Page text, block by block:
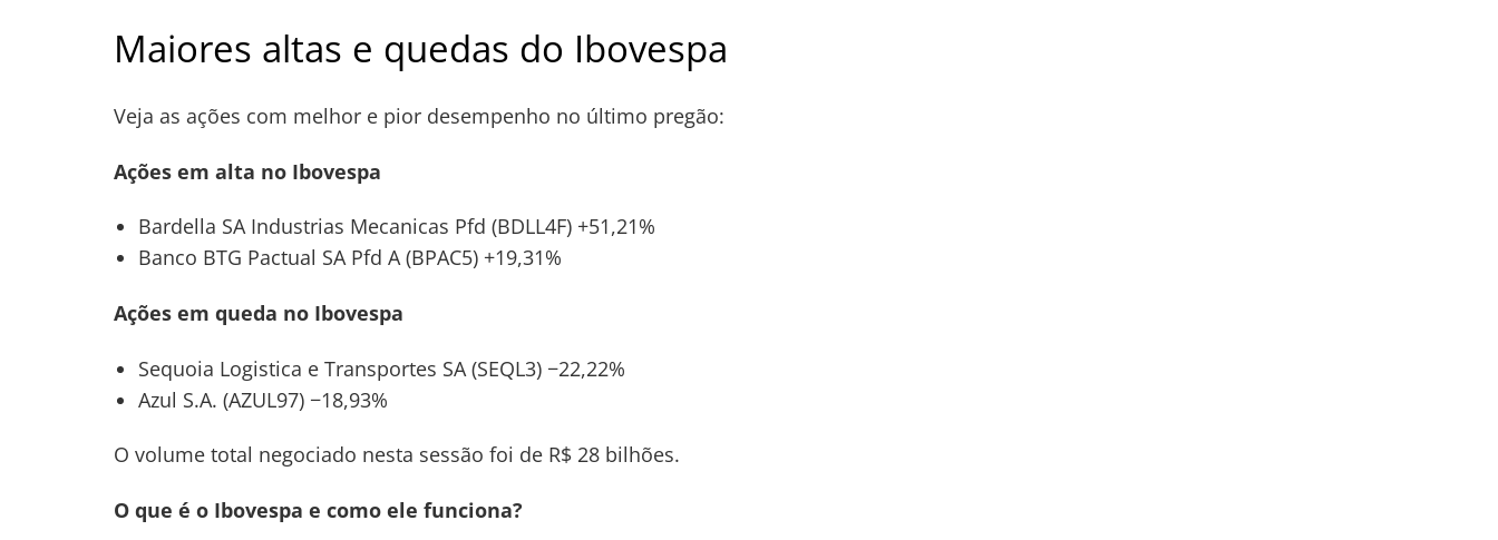
Maiores altas e quedas do Ibovespa
Veja as ações com melhor e pior desempenho no último pregão:
Ações em alta no Ibovespa
Bardella SA Industrias Mecanicas Pfd (BDLL4F) +51,21%
Banco BTG Pactual SA Pfd A (BPAC5) +19,31%
Ações em queda no Ibovespa
Sequoia Logistica e Transportes SA (SEQL3) −22,22%
Azul S.A. (AZUL97) −18,93%
O volume total negociado nesta sessão foi de R$ 28 bilhões.
O que é o Ibovespa e como ele funciona?